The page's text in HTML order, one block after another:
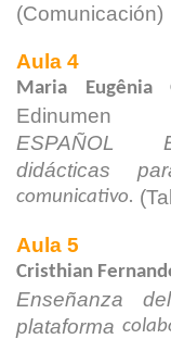
(Comunicación)
Aula 4
Maria Eugênia
Edinumen
ESPAÑOL
didácticas
comunicativo.
Aula 5
Cristhian
Enseñanza
plataforma